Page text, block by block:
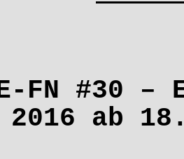
FN #30 –
2016 ab